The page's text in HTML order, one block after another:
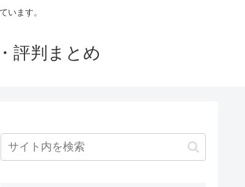
います。
評判まとめ